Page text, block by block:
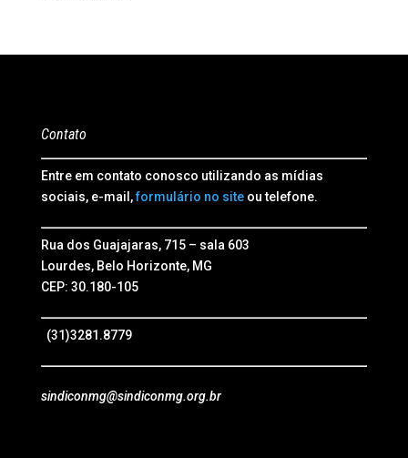
Contato
Entre em contato conosco utilizando as mídias
sociais, e-mail,formulário no siteou telefone.
Rua dos Guajajaras, 715 – sala 603
Lourdes, Belo Horizonte, MG
CEP: 30.180-105
(31)3281.8779
sindiconmg@sindiconmg.org.br